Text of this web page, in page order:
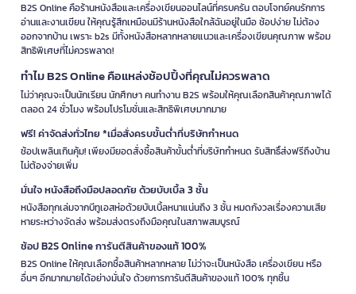
B2S Online คือร้านหนังสือและเครื่องเขียนออนไลน์ที่ครบครัน ตอบโจทย์คนรักการ
อ่านและงานเขียน ให้คุณรู้สึกเหมือนมีร้านหนังสือใกล้ฉันอยู่ในมือ ช้อปง่าย ไม่ต้อง
ออกจากบ้าน เพราะ b2s มีทั้งหนังสือหลากหลายแนวและเครื่องเขียนคุณภาพ พร้อม
สิทธิพิเศษที่ไม่ควรพลาด!
ทำไม B2S Online คือแหล่งช้อปปิ้งที่คุณไม่ควรพลาด
ไม่ว่าคุณจะเป็นนักเรียน นักศึกษา คนทำงาน B2S พร้อมให้คุณเลือกสินค้าคุณภาพได้
ตลอด 24 ชั่วโมง พร้อมโปรโมชั่นและสิทธิพิเศษมากมาย
ฟรี! ค่าจัดส่งทั่วไทย *เมื่อสั่งครบขั้นต่ำที่บริษัทกำหนด
ช้อปเพลินเกินคุ้ม! เพียงมียอดสั่งซื้อสินค้าขั้นต่ำที่บริษัทกำหนด รับสิทธิ์ส่งฟรีถึงบ้าน
ไม่ต้องจ่ายเพิ่ม
มั่นใจ หนังสือถึงมือปลอดภัย ด้วยบับเบิ้ล 3 ชั้น
หนังสือทุกเล่มจากบีทูเอสห่อด้วยบับเบิ้ลหนาแน่นถึง 3 ชั้น หมดกังวลเรื่องความเสีย
หายระหว่างจัดส่ง พร้อมส่งตรงถึงมือคุณในสภาพสมบูรณ์
ช้อป B2S Online การันตีสินค้าของแท้ 100%
B2S Online ให้คุณเลือกซื้อสินค้าหลากหลาย ไม่ว่าจะเป็นหนังสือ เครื่องเขียน หรือ
อื่นๆ อีกมากมายได้อย่างมั่นใจ ด้วยการการันตีสินค้าของแท้ 100% ทุกชิ้น